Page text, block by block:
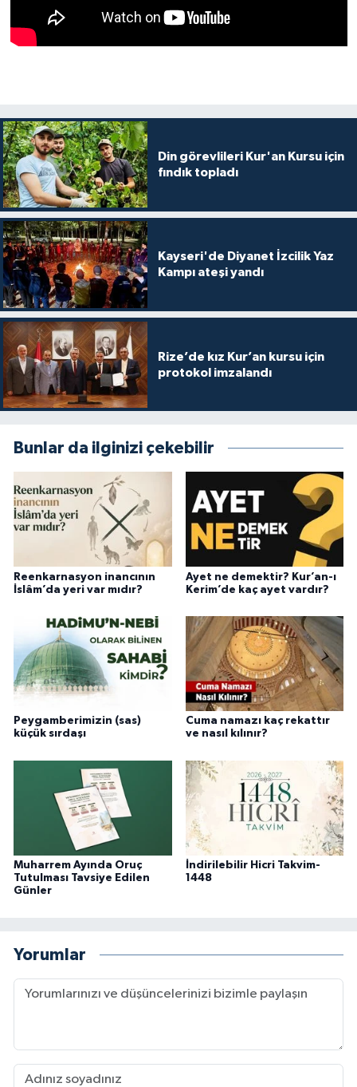
Din görevlileri Kur'an Kursu için
fındık topladı
Kayseri'de Diyanet İzcilik Yaz
Kampı ateşi yandı
Rize’de kız Kur’an kursu için
protokol imzalandı
Bunlar da ilginizi çekebilir
Reenkarnasyon inancının
İslâm’da yeri var mıdır?
Ayet ne demektir? Kur’an-ı
Kerim’de kaç ayet vardır?
Peygamberimizin (sas)
küçük sırdaşı
Cuma namazı kaç rekattır
ve nasıl kılınır?
Muharrem Ayında Oruç
Tutulması Tavsiye Edilen
Günler
İndirilebilir Hicri Takvim-
1448
Yorumlar